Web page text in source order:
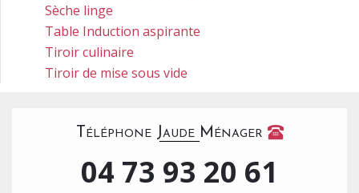
Sèche linge
Table Induction aspirante
Tiroir culinaire
Tiroir de mise sous vide
Téléphone Jaude Ménager
04 73 93 20 61